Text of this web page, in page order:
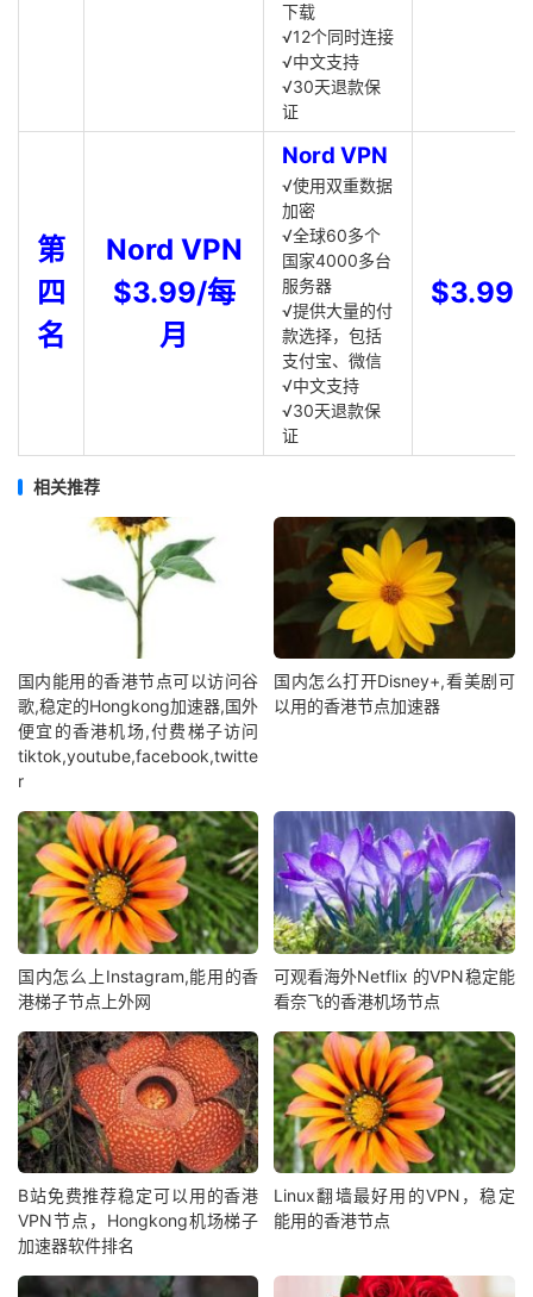
下载
√12个同时连接
√中文支持
√30天退款保
证
第
四
名
Nord VPN
$3.99/每
月
Nord VPN
√使用双重数据
加密
√全球60多个
国家4000多台
服务器
√提供大量的付
款选择，包括
支付宝、微信
√中文支持
√30天退款保
证
$3.99
相关推荐
国内能用的香港节点可以访问谷
歌,稳定的Hongkong加速器,国外
便宜的香港机场,付费梯子访问
tiktok,youtube,facebook,twitte
r
国内怎么打开Disney+,看美剧可
以用的香港节点加速器
国内怎么上Instagram,能用的香
港梯子节点上外网
可观看海外Netflix 的VPN稳定能
看奈飞的香港机场节点
B站免费推荐稳定可以用的香港
VPN节点，Hongkong机场梯子
加速器软件排名
Linux翻墙最好用的VPN，稳定
能用的香港节点